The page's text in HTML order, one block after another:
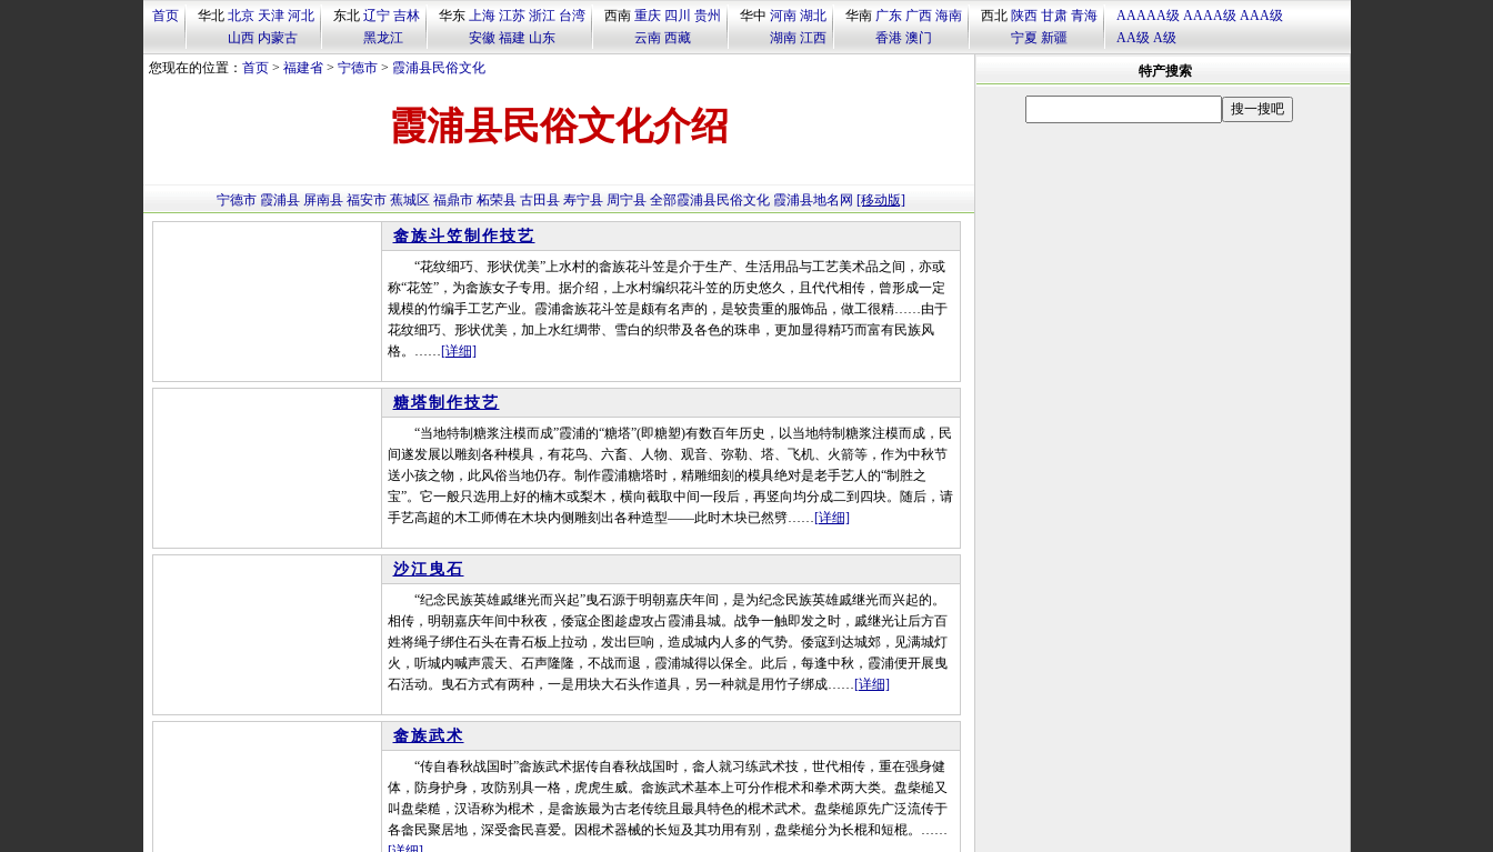
首页 华北 北京 天津 河北
山西 内蒙古
东北 辽宁 吉林
黑龙江
华东 上海 江苏 浙江 台湾
安徽 福建 山东
西南 重庆 四川 贵州
云南 西藏
华中 河南 湖北
湖南 江西
华南 广东 广西 海南
香港 澳门
西北 陕西 甘肃 青海
宁夏 新疆
AAAAA级 AAAA级 AAA级
AA级 A级
您现在的位置： 首页> 福建省> 宁德市> 霞浦县民俗文化
霞浦县民俗文化介绍
宁德市 霞浦县 屏南县 福安市 蕉城区 福鼎市 柘荣县 古田县 寿宁县 周宁县 全部霞浦县民俗文化 霞浦县地名网 [移动版]
畲族斗笠制作技艺
“花纹细巧、形状优美”上水村的畲族花斗笠是介于生产、生活用品与工艺美术品之间，亦或
称“花笠”，为畲族女子专用。据介绍，上水村编织花斗笠的历史悠久，且代代相传，曾形成一定
规模的竹编手工艺产业。霞浦畲族花斗笠是颇有名声的，是较贵重的服饰品，做工很精……由于
花纹细巧、形状优美，加上水红绸带、雪白的织带及各色的珠串，更加显得精巧而富有民族风
格。……[详细]
糖塔制作技艺
“当地特制糖浆注模而成”霞浦的“糖塔”(即糖塑)有数百年历史，以当地特制糖浆注模而成，民
间遂发展以雕刻各种模具，有花鸟、六畜、人物、观音、弥勒、塔、飞机、火箭等，作为中秋节
送小孩之物，此风俗当地仍存。制作霞浦糖塔时，精雕细刻的模具绝对是老手艺人的“制胜之
宝”。它一般只选用上好的楠木或梨木，横向截取中间一段后，再竖向均分成二到四块。随后，请
手艺高超的木工师傅在木块内侧雕刻出各种造型——此时木块已然劈……[详细]
沙江曳石
“纪念民族英雄戚继光而兴起”曳石源于明朝嘉庆年间，是为纪念民族英雄戚继光而兴起的。
相传，明朝嘉庆年间中秋夜，倭寇企图趁虚攻占霞浦县城。战争一触即发之时，戚继光让后方百
姓将绳子绑住石头在青石板上拉动，发出巨响，造成城内人多的气势。倭寇到达城郊，见满城灯
火，听城内喊声震天、石声隆隆，不战而退，霞浦城得以保全。此后，每逢中秋，霞浦便开展曳
石活动。曳石方式有两种，一是用块大石头作道具，另一种就是用竹子绑成……[详细]
畲族武术
“传自春秋战国时”畲族武术据传自春秋战国时，畲人就习练武术技，世代相传，重在强身健
体，防身护身，攻防别具一格，虎虎生威。畲族武术基本上可分作棍术和拳术两大类。盘柴槌又
叫盘柴糙，汉语称为棍术，是畲族最为古老传统且最具特色的棍术武术。盘柴槌原先广泛流传于
各畲民聚居地，深受畲民喜爱。因棍术器械的长短及其功用有别，盘柴槌分为长棍和短棍。……
特产搜索